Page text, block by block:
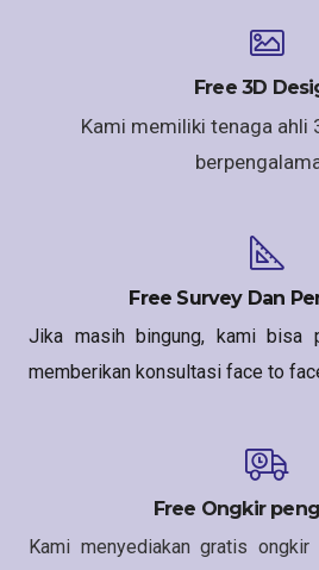
Free 3D
Kami memiliki tenaga ahli
Free Survey Dan
Jika masih bingung, kami bisa
memberikan konsultasi face to
Free Ongkir
Kami menyediakan gratis